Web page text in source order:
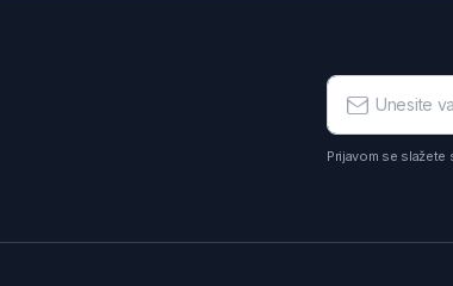
Prijavom se slažete